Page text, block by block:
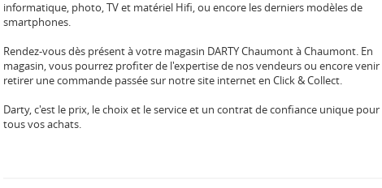
informatique, photo, TV et matériel Hifi, ou encore les derniers modèles de
smartphones.
Rendez-vous dès présent à votre magasin DARTY Chaumont à Chaumont. En
magasin, vous pourrez profiter de l'expertise de nos vendeurs ou encore venir
retirer une commande passée sur notre site internet en Click & Collect.
Darty, c'est le prix, le choix et le service et un contrat de confiance unique pour
tous vos achats.